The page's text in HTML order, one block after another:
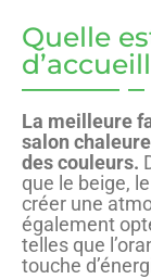
Quelle
La meilleure
salon
des couleurs.
que le beige,
créer une
également
telles que
touche